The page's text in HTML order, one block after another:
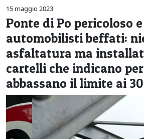
CULTURA
LA STORIA
SPETTACOLI
L'EDITORIALE
SEZIONI
CERCA
15 maggio 2023
Ponte di Po pericoloso e
automobilisti beffati:
asfaltatura ma
cartelli che indicano
abbassano il limite ai